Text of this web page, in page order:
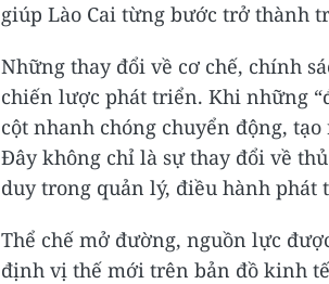
giúp Lào Cai từng bước trở thành
Những thay đổi về cơ chế, chính
chiến lược phát triển. Khi những
cột nhanh chóng chuyển động,
Đây không chỉ là sự thay đổi về
duy trong quản lý, điều hành phát
Thể chế mở đường, nguồn lực
định vị thế mới trên bản đồ kinh